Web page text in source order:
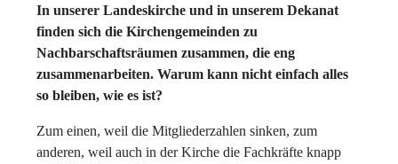
In unserer Landeskirche und in unserem Dekanat
finden sich die Kirchengemeinden zu
Nachbarschaftsräumen zusammen, die eng
zusammenarbeiten. Warum kann nicht einfach alles
so bleiben, wie es ist?
Zum einen, weil die Mitgliederzahlen sinken, zum
anderen, weil auch in der Kirche die Fachkräfte knapp